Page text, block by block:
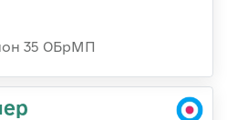
35 ОБрМП